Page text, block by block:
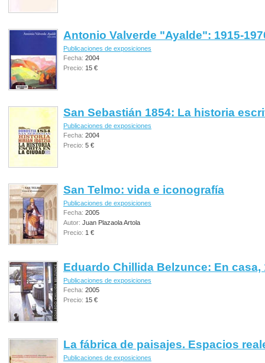
Antonio Valverde "Ayalde": 1915-
Publicaciones de exposiciones
Fecha: 2004
Precio: 15 €
San Sebastián 1854: La historia
Publicaciones de exposiciones
Fecha: 2004
Precio: 5 €
San Telmo: vida e iconografía
Publicaciones de exposiciones
Fecha: 2005
Autor: Juan Plazaola Artola
Precio: 1 €
Eduardo Chillida Belzunce: En casa,
Publicaciones de exposiciones
Fecha: 2005
Precio: 15 €
La fábrica de paisajes. Espacios
Publicaciones de exposiciones